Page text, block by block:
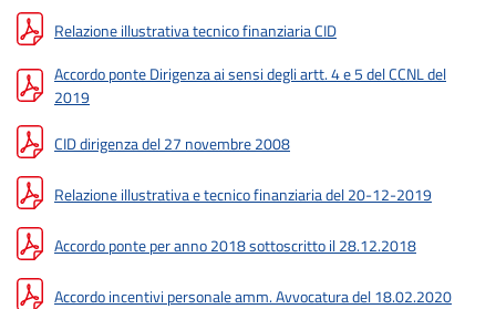
Relazione illustrativa tecnico finanziaria CID
Accordo ponte Dirigenza ai sensi degli artt. 4 e 5 del CCNL del
2019
CID dirigenza del 27 novembre 2008
Relazione illustrativa e tecnico finanziaria del 20-12-2019
Accordo ponte per anno 2018 sottoscritto il 28.12.2018
Accordo incentivi personale amm. Avvocatura del 18.02.2020